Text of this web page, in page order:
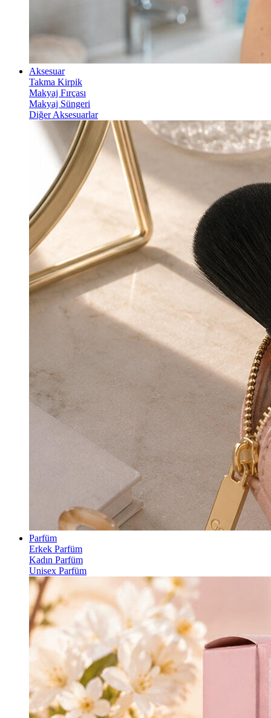
Aksesuar
Takma Kirpik
Makyaj Fırçası
Makyaj Süngeri
Diğer Aksesuarlar
Parfüm
Erkek Parfüm
Kadın Parfüm
Unisex Parfüm